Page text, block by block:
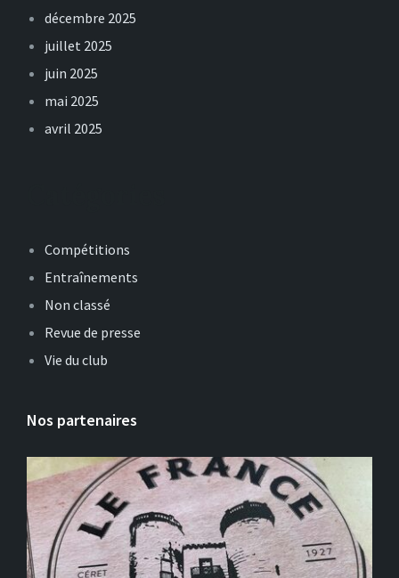
décembre 2025
juillet 2025
juin 2025
mai 2025
avril 2025
Compétitions
Entraînements
Non classé
Revue de presse
Vie du club
Nos partenaires